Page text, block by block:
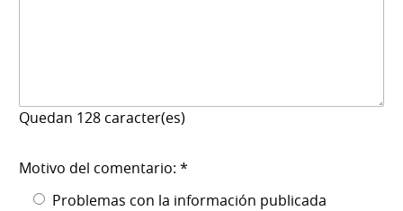
Quedan 128 caracter(es)
Motivo del comentario: *
Problemas con la información publicada